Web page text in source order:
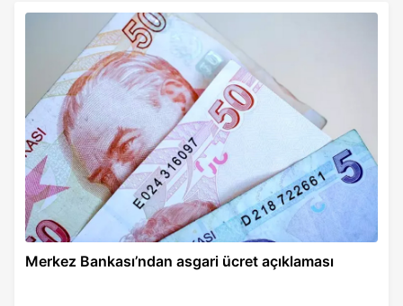
Merkez Bankası’ndan asgari ücret açıklaması